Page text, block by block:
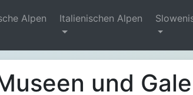
Alpen Italienischen Alpen
und